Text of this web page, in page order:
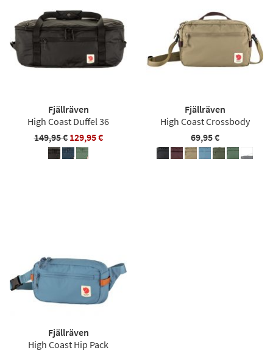
Fjällräven
High Coast Duffel 36
149,95 € 129,95 €
Fjällräven
High Coast Crossbody
69,95 €
Fjällräven
High Coast Hip Pack